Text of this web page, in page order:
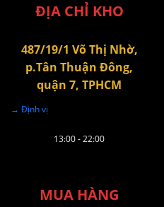
ĐỊA CHỈ KHO
487/19/1 Võ Thị Nhờ,
p.Tân Thuận Đông,
quận 7, TPHCM
→ Định vị
13:00 - 22:00
MUA HÀNG